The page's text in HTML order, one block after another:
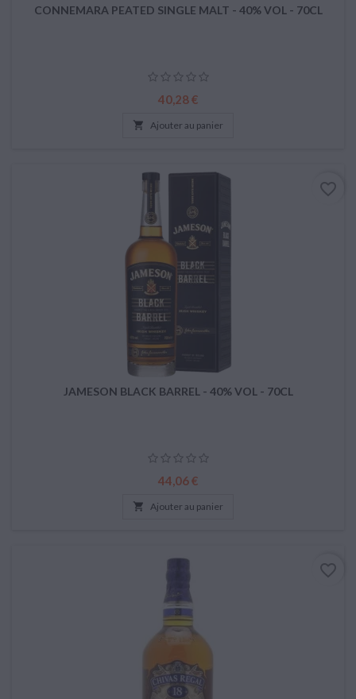
CONNEMARA PEATED SINGLE MALT - 40% VOL - 70CL
Prix
40,28 €
 Ajouter au panier
JAMESON BLACK BARREL - 40% VOL - 70CL
Prix
44,06 €
 Ajouter au panier
favorite_border
favorite_border